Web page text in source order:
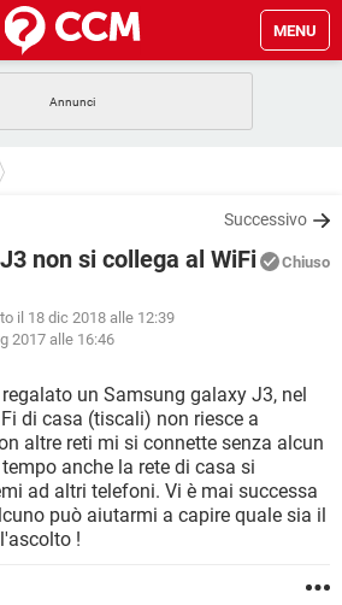
MENU
WHATSAPP
WHATSAPP
GAMING
WINDOWS 10
WHATSAPP
FACEBOOK
GAMING
WINDOWS 10
WHATSAPP
FACEBOOK
GAMING
ANDROID
WINDOWS 10
WHATSAPP
Successivo
non si collega al WiFi Chiuso
il 18 dic 2018 alle 12:39
2017 alle 16:46
un Samsung galaxy J3, nel
di casa (tiscali) non riesce a
altre reti mi si connette senza alcun
anche la rete di casa si
ad altri telefoni. Vi è mai successa
può aiutarmi a capire quale sia il
!